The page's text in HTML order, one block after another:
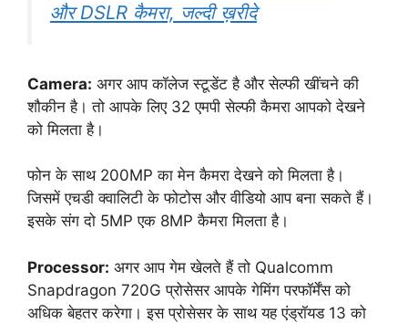
और DSLR कैमरा, जल्दी ख़रीदे
Camera: अगर आप कॉलेज स्टूडेंट है और सेल्फी खींचने की
शौकीन है। तो आपके लिए 32 एमपी सेल्फी कैमरा आपको देखने
को मिलता है।
फोन के साथ 200MP का मेन कैमरा देखने को मिलता है।
जिसमें एचडी क्वालिटी के फोटोस और वीडियो आप बना सकते हैं।
इसके संग दो 5MP एक 8MP कैमरा मिलता है।
Processor: अगर आप गेम खेलते हैं तो Qualcomm
Snapdragon 720G प्रोसेसर आपके गेमिंग परफॉर्मेंस को
अधिक बेहतर करेगा। इस प्रोसेसर के साथ यह एंड्रॉयड 13 को